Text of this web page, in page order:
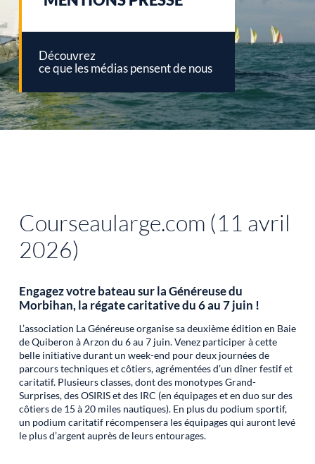
Découvrez
ce que les médias pensent de nous
Courseaularge.com (11 avril
2026)
Engagez votre bateau sur la Généreuse du
Morbihan, la régate caritative du 6 au 7 juin !
L’association La Généreuse organise sa deuxième édition en Baie
de Quiberon à Arzon du 6 au 7 juin. Venez participer à cette
belle initiative durant un week-end pour deux journées de
parcours techniques et côtiers, agrémentées d’un dîner festif et
caritatif. Plusieurs classes, dont des monotypes Grand-
Surprises, des OSIRIS et des IRC (en équipages et en duo sur des
côtiers de 15 à 20 miles nautiques). En plus du podium sportif,
un podium caritatif récompensera les équipages qui auront levé
le plus d’argent auprès de leurs entourages.